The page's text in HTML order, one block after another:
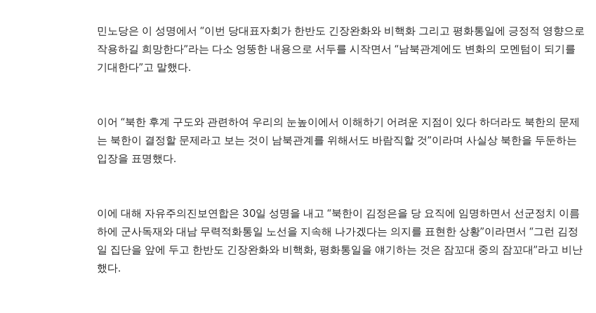
민노당은 이 성명에서 “이번 당대표자회가 한반도 긴장완화와 비핵화 그리고 평화통일에 긍정적 영향으로
작용하길 희망한다”라는 다소 엉뚱한 내용으로 서두를 시작면서 “남북관계에도 변화의 모멘텀이 되기를
기대한다”고 말했다.
이어 “북한 후계 구도와 관련하여 우리의 눈높이에서 이해하기 어려운 지점이 있다 하더라도 북한의 문제
는 북한이 결정할 문제라고 보는 것이 남북관계를 위해서도 바람직할 것”이라며 사실상 북한을 두둔하는
입장을 표명했다.
이에 대해 자유주의진보연합은 30일 성명을 내고 “북한이 김정은을 당 요직에 임명하면서 선군정치 이름
하에 군사독재와 대남 무력적화통일 노선을 지속해 나가겠다는 의지를 표현한 상황”이라면서 “그런 김정
일 집단을 앞에 두고 한반도 긴장완화와 비핵화, 평화통일을 얘기하는 것은 잠꼬대 중의 잠꼬대”라고 비난
했다.